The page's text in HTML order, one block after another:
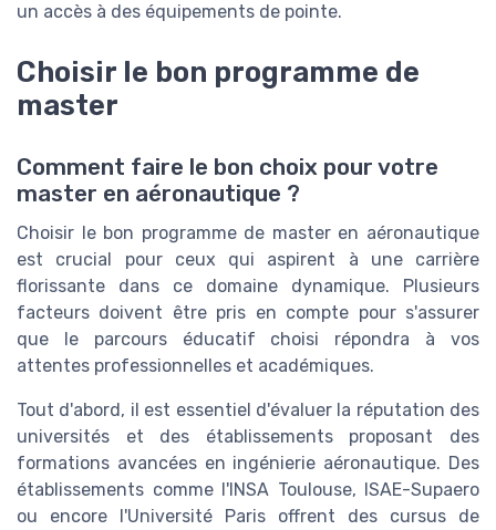
un accès à des équipements de pointe.
Choisir le bon programme de
master
Comment faire le bon choix pour votre
master en aéronautique ?
Choisir le bon programme de master en aéronautique
est crucial pour ceux qui aspirent à une carrière
florissante dans ce domaine dynamique. Plusieurs
facteurs doivent être pris en compte pour s'assurer
que le parcours éducatif choisi répondra à vos
attentes professionnelles et académiques.
Tout d'abord, il est essentiel d'évaluer la réputation des
universités et des établissements proposant des
formations avancées en ingénierie aéronautique. Des
établissements comme l'INSA Toulouse, ISAE-Supaero
ou encore l'Université Paris offrent des cursus de